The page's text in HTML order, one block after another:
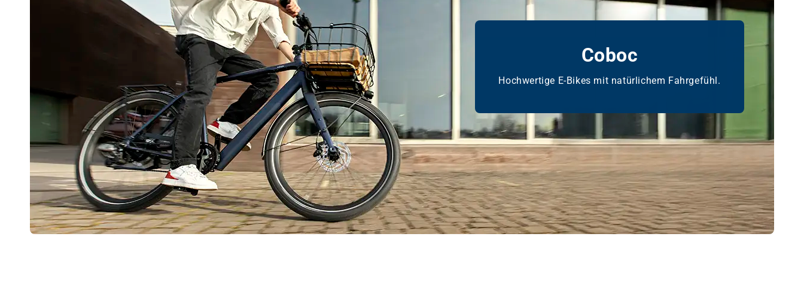
Coboc
Hochwertige E-Bikes mit natürlichem Fahrgefühl.